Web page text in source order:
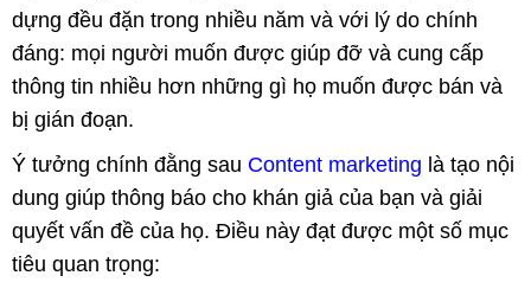
dựng đều đặn trong nhiều năm và với lý do chính
đáng: mọi người muốn được giúp đỡ và cung cấp
thông tin nhiều hơn những gì họ muốn được bán và
bị gián đoạn.
Ý tưởng chính đằng sau Content marketing là tạo nội
dung giúp thông báo cho khán giả của bạn và giải
quyết vấn đề của họ. Điều này đạt được một số mục
tiêu quan trọng: